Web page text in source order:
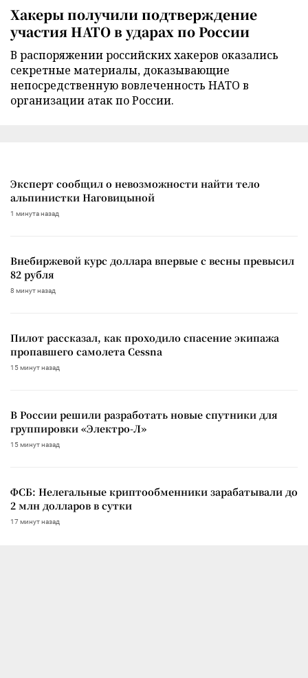
Хакеры получили подтверждение
участия НАТО в ударах по России
В распоряжении российских хакеров оказались
секретные материалы, доказывающие
непосредственную вовлеченность НАТО в
организации атак по России.
Эксперт сообщил о невозможности найти тело
альпинистки Наговицыной
1 минута назад
Внебиржевой курс доллара впервые с весны превысил
82 рубля
8 минут назад
Пилот рассказал, как проходило спасение экипажа
пропавшего самолета Cessna
15 минут назад
В России решили разработать новые спутники для
группировки «Электро-Л»
15 минут назад
ФСБ: Нелегальные криптообменники зарабатывали до
2 млн долларов в сутки
17 минут назад